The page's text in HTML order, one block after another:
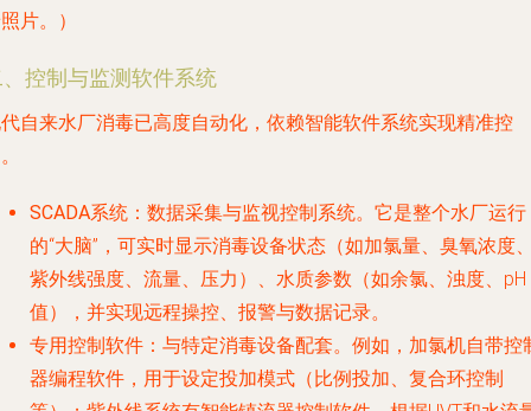
片。）
控制与监测软件系统
自来水厂消毒已高度自动化，依赖智能软件系统实现精准控
SCADA系统 ：数据采集与监视控制系统。它是整个水厂运行
的“大脑”，可实时显示消毒设备状态（如加氯量、臭氧浓度
紫外线强度、流量、压力）、水质参数（如余氯、浊度、pH
值），并实现远程操控、报警与数据记录。
专用控制软件 ：与特定消毒设备配套。例如，加氯机自带控
器编程软件，用于设定投加模式（比例投加、复合环控制